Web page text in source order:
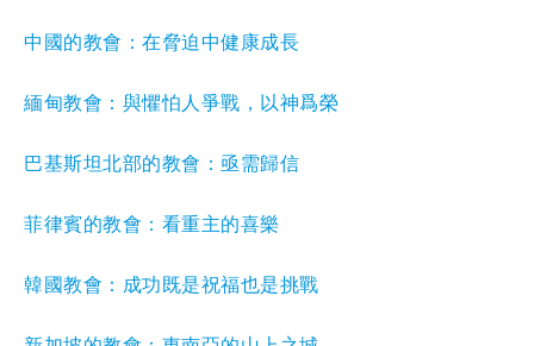
中國的教會：在脅迫中健康成長
緬甸教會：與懼怕人爭戰，以神爲榮
巴基斯坦北部的教會：亟需歸信
菲律賓的教會：看重主的喜樂
韓國教會：成功既是祝福也是挑戰